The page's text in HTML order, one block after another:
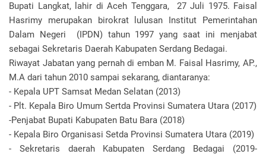
Bupati Langkat, lahir di Aceh Tenggara, 27 Juli 1975. Faisal
Hasrimy merupakan birokrat lulusan Institut Pemerintahan
Dalam Negeri (IPDN) tahun 1997 yang saat ini menjabat
sebagai Sekretaris Daerah Kabupaten Serdang Bedagai.
Riwayat Jabatan yang pernah di emban M. Faisal Hasrimy, AP.,
M.A dari tahun 2010 sampai sekarang, diantaranya:
- Kepala UPT Samsat Medan Selatan (2013)
- Plt. Kepala Biro Umum Sertda Provinsi Sumatera Utara (2017)
-Penjabat Bupati Kabupaten Batu Bara (2018)
- Kepala Biro Organisasi Setda Provinsi Sumatera Utara (2019)
- Sekretaris daerah Kabupaten Serdang Bedagai (2019-